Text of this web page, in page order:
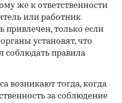
же к ответственности
или работник
только если
установят, что
соблюдать правила
возникают тогда, когда
за соблюдение